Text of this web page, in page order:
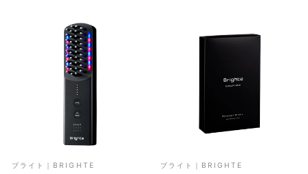
ブライト｜BRIGHTE ブライト｜BRIGHTE